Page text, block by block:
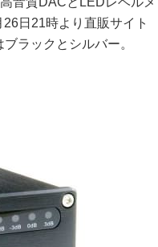
日21時より直販サイト
ラックとシルバー。